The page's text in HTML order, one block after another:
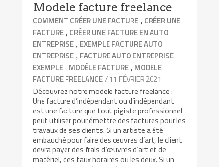
Modele facture freelance
COMMENT CRÉER UNE FACTURE , CRÉER UNE
FACTURE , CRÉER UNE FACTURE EN AUTO
ENTREPRISE , EXEMPLE FACTURE AUTO
ENTREPRISE , FACTURE AUTO ENTREPRISE
EXEMPLE , MODÈLE FACTURE , MODELE
FACTURE FREELANCE/ 11 FÉVRIER 2021
Découvrez notre modele facture freelance :
Une facture d’indépendant ou d’indépendant
est une facture que tout pigiste professionnel
peut utiliser pour émettre des factures pour les
travaux de ses clients. Si un artiste a été
embauché pour faire des œuvres d’art, le client
devra payer des frais d’œuvres d’art et de
matériel, des taux horaires ou les deux. Si un